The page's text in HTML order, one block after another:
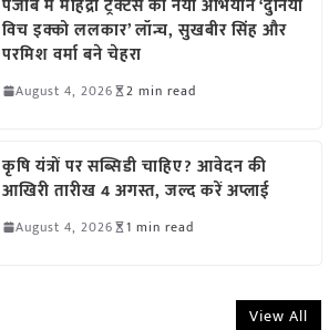
पंजाब में महिंद्रा ट्रैक्टर्स का नया अभियान ‘दुनिया
विच इक्को ललकार’ लॉन्च, सुखबीर सिंह और
परमिश वर्मा बने चेहरा
August 4, 2026 2 min read
कृषि यंत्रों पर सब्सिडी चाहिए? आवेदन की
आखिरी तारीख 4 अगस्त, जल्द करें अप्लाई
August 4, 2026 1 min read
View All